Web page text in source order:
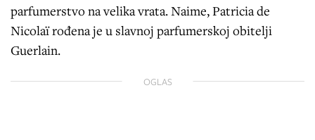
parfumerstvo na velika vrata. Naime, Patricia de
Nicolaï rođena je u slavnoj parfumerskoj obitelji
Guerlain.
OGLAS